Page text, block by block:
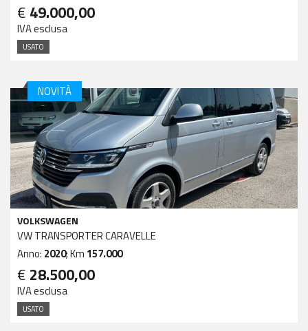
€ 49.000,00
IVA esclusa
USATO
NOVITÀ
VOLKSWAGEN
VW TRANSPORTER CARAVELLE
Anno: 2020; Km 157.000
€ 28.500,00
IVA esclusa
USATO